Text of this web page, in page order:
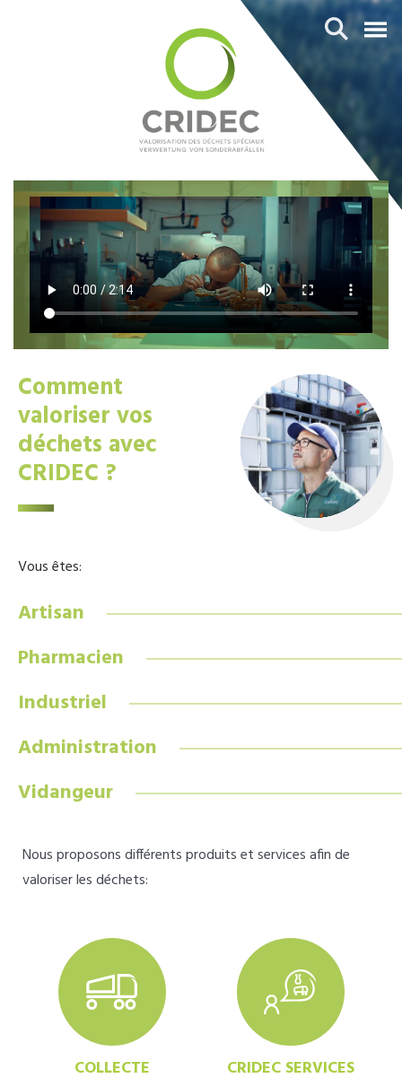
Comment
valoriser vos
déchets avec
CRIDEC ?
Vous êtes:
Artisan
Pharmacien
Industriel
Administration
Vidangeur
Nous proposons différents produits et services afin de
valoriser les déchets:
COLLECTE CRIDEC SERVICES